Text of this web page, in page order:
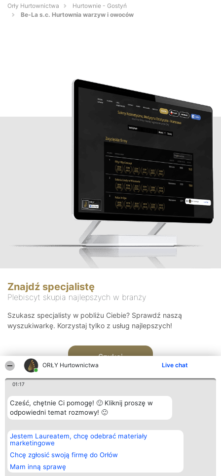
ORŁY Hurtownictwa Live chat
01:17
Cześć, chętnie Ci pomogę! 🙂 Kliknij proszę w
odpowiedni temat rozmowy! 🙂
Jestem Laureatem, chcę odebrać materiały
marketingowe
Chcę zgłosić swoją firmę do Orłów
Mam inną sprawę
Orły Hurtownictwa
Hurtownie - Gostyń
Be-La s.c. Hurtownia warzyw i owoców
Znajdź specjalistę
Plebiscyt skupia najlepszych w branży
Szukasz specjalisty w pobliżu Ciebie? Sprawdź naszą
wyszukiwarkę. Korzystaj tylko z usług najlepszych!
Szukaj
Organizator plebiscytu
Bright Side Solutions sp. z o.
o. sp. k.
ul. Ruska 22
Wrocław 50-079
KRS 0000749100 | Regon
381313360 | NIP 8943132676
Plebiscyt
Laureaci
wszystkich
Laureatów
Regulamin
Kontakt
Kontakt